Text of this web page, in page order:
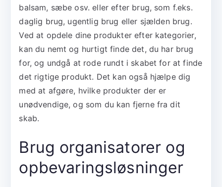
balsam, sæbe osv. eller efter brug, som f.eks.
daglig brug, ugentlig brug eller sjælden brug.
Ved at opdele dine produkter efter kategorier,
kan du nemt og hurtigt finde det, du har brug
for, og undgå at rode rundt i skabet for at finde
det rigtige produkt. Det kan også hjælpe dig
med at afgøre, hvilke produkter der er
unødvendige, og som du kan fjerne fra dit
skab.
Brug organisatorer og
opbevaringsløsninger